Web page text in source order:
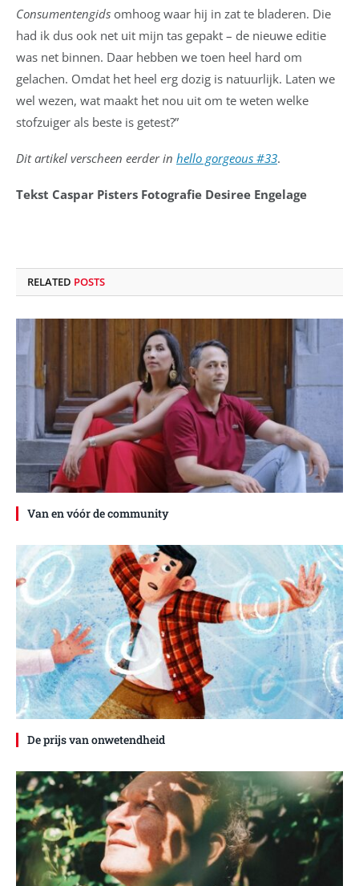
Consumentengids omhoog waar hij in zat te bladeren. Die
had ik dus ook net uit mijn tas gepakt – de nieuwe editie
was net binnen. Daar hebben we toen heel hard om
gelachen. Omdat het heel erg dozig is natuurlijk. Laten we
wel wezen, wat maakt het nou uit om te weten welke
stofzuiger als beste is getest?”
Dit artikel verscheen eerder in hello gorgeous #33.
Tekst Caspar Pisters Fotografie Desiree Engelage
RELATED POSTS
Van en vóór de community
De prijs van onwetendheid